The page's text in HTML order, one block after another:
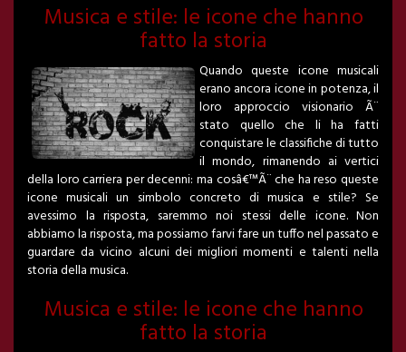
Musica e stile: le icone che hanno
fatto la storia
Quando queste icone musicali
erano ancora icone in potenza, il
loro approccio visionario Ã¨
stato quello che li ha fatti
conquistare le classifiche di tutto
il mondo, rimanendo ai vertici
della loro carriera per decenni: ma cosâ€™Ã¨ che ha reso queste
icone musicali un simbolo concreto di musica e stile? Se
avessimo la risposta, saremmo noi stessi delle icone. Non
abbiamo la risposta, ma possiamo farvi fare un tuffo nel passato e
guardare da vicino alcuni dei migliori momenti e talenti nella
storia della musica.
Musica e stile: le icone che hanno
fatto la storia